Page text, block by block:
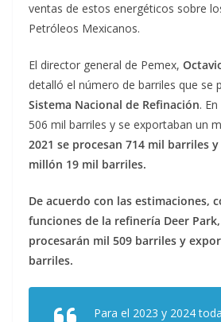
ventas de estos energéticos sobre
Petróleos Mexicanos.
El director general de Pemex,
detalló el número de barriles que se
Sistema Nacional de Refinación.
506 mil barriles y se exportaban un
2021 se procesan 714 mil barriles
millón 19 mil barriles.
De acuerdo con las estimaciones,
funciones de la refinería Deer
procesarán mil 509 barriles y
barriles.
Para el 2023 y 2024